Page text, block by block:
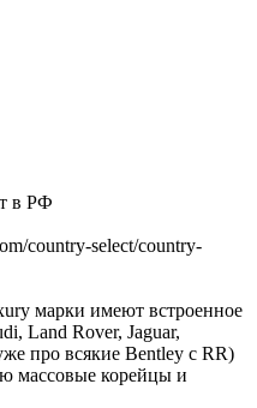
в РФ
country-select/country-
марки имеют встроенное
Land Rover, Jaguar,
про всякие Bentley с RR)
массовые корейцы и